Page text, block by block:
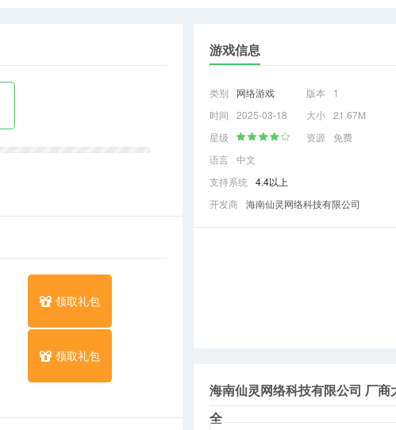
领取礼包
领取礼包
游戏信息
类别 网络游戏 版本
1
时间
2025-03-18 大小 21.67M
星级
资源
免费
语言 中文
支持系统
4.4以上
开发商 海南仙灵网络科技有限公司
海南仙灵网络科技有限公司 厂商
全